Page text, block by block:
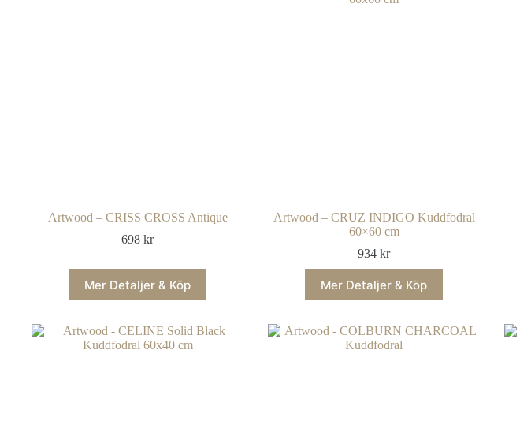
Artwood – CRISS CROSS Antique
698kr
Mer Detaljer & Köp
Artwood – CRUZ INDIGO Kuddfodral
60×60 cm
934kr
Mer Detaljer & Köp